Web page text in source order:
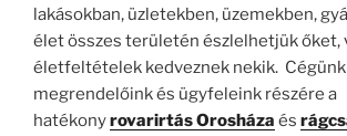
lakásokban, üzletekben, üzemekben,
élet összes területén észlelhetjük őket,
életfeltételek kedveznek nekik. Cégünk
megrendelőink és ügyfeleink részére a
hatékonyrovarirtás Orosháza és